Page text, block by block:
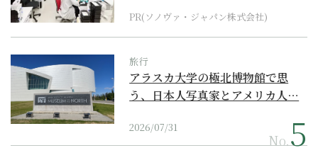
PR(ソノヴァ・ジャパン株式会社)
旅行
アラスカ大学の極北博物館で思
う、日本人写真家とアメリカ人…
2026/07/31
No.